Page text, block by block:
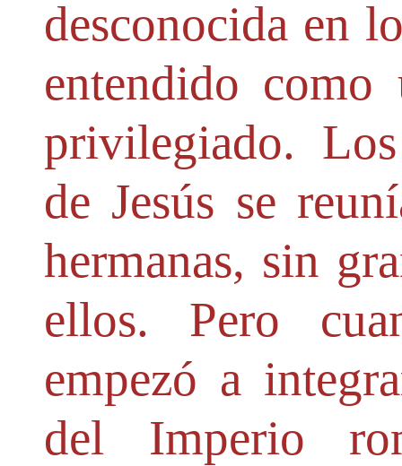
desconocida en
entendido
privilegiado.
de Jesús se
hermanas, sin
ellos. Pero
empezó a
del Imperio